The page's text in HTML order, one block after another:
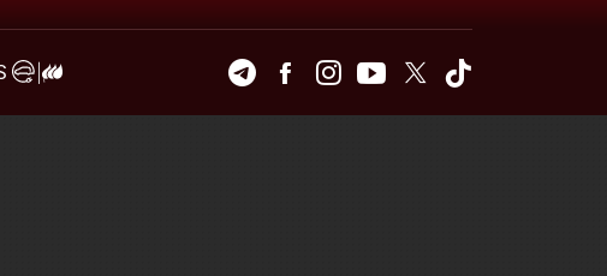
TelegramFacebookInstagramYoutubeTwitter